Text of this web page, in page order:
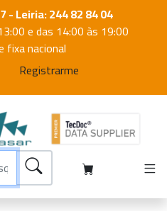
- Leiria: 244 82 84 04
e das 14:00 às 19:00
fixa nacional
Registrarme